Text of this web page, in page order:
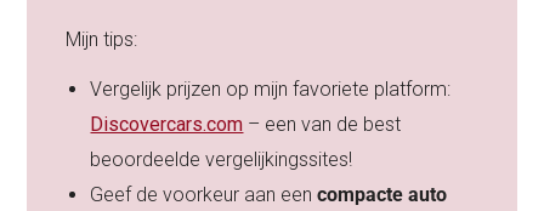
Mijn tips:
Vergelijk prijzen op mijn favoriete platform:
Discovercars.com – een van de best
beoordeelde vergelijkingssites!
Geef de voorkeur aan eencompacte auto